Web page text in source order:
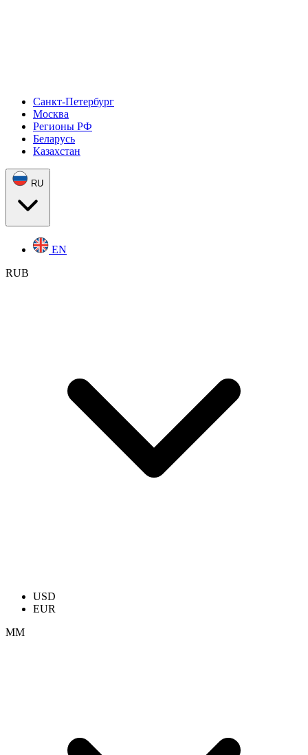
Санкт-Петербург
Москва
Регионы РФ
Беларусь
Казахстан
RU
EN
RUB
USD
EUR
ММ